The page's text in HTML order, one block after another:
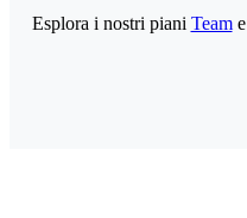
Esplora i nostri piani Teame